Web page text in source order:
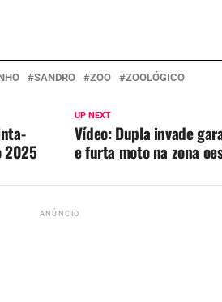
SANDRO ZOO ZOOLÓGICO
UP NEXT
Vídeo: Dupla invade
e furta moto na zona
2025
ANÚNCIO